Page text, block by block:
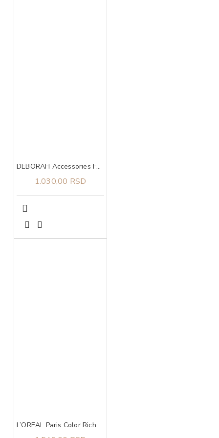
DEBORAH Accessories Foundation Brush
1.030,00 RSD
L’OREAL Paris Color Riche The Nudes ruž za usne 176 Irreveren